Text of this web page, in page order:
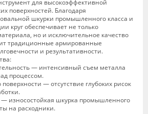
для высокоэффективной
поверхностей. Благодаря
шкурки промышленного класса и
круг обеспечивает не только
но и исключительное качество
традиционные армированные
и результативности.
— интенсивный съем металла
процессом.
— отсутствие глубоких рисок
— износостойкая шкурка промышленного
на расходники.